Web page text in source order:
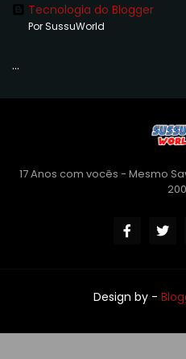
Tecnologia do Blogger
Por SussuWorld
...
17 Anos com vocês - Mesmo
Design by -